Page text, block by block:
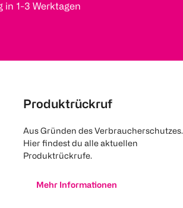
in 1-3 Werktagen
Produktrückruf
Aus Gründen des Verbraucherschutzes.
Hier findest du alle aktuellen
Produktrückrufe.
Mehr Informationen